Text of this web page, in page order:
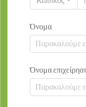
Όνομα
Όνομα